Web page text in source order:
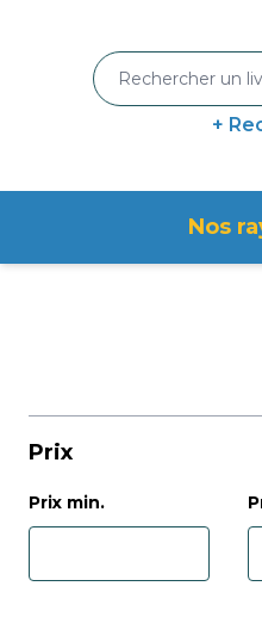
+
Nos
Prix
Prix min.